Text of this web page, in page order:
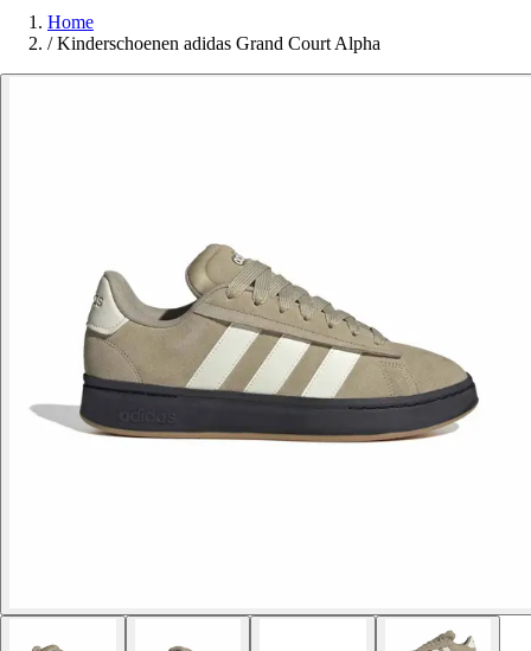
Home
/ Kinderschoenen adidas Grand Court Alpha